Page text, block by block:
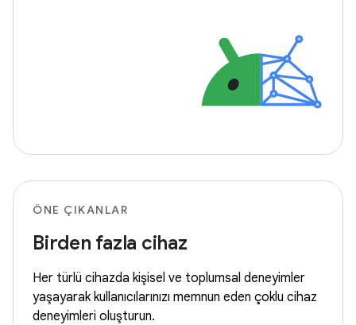
ÖNE ÇIKANLAR
Birden fazla cihaz
Her türlü cihazda kişisel ve toplumsal deneyimler
yaşayarak kullanıcılarınızı memnun eden çoklu cihaz
deneyimleri oluşturun.